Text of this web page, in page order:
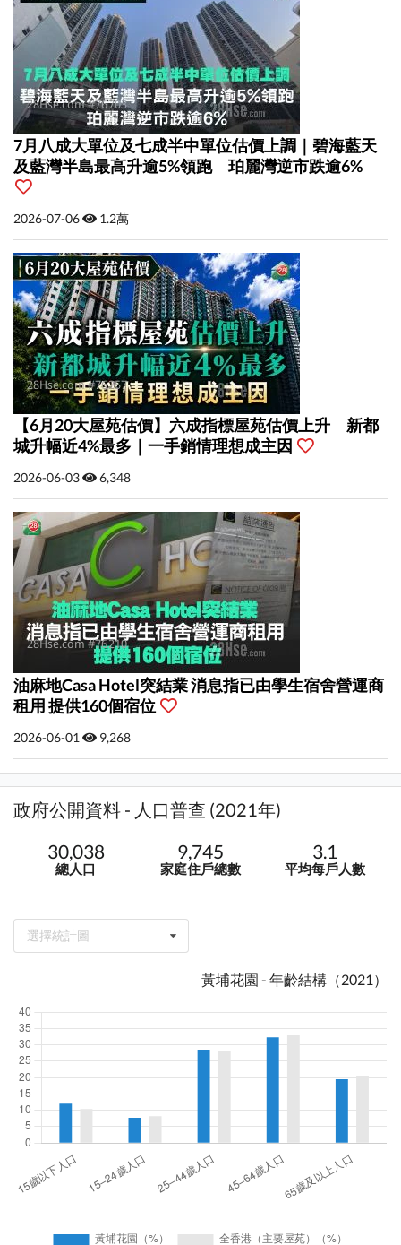
7月八成大單位及七成半中單位估價上調｜碧海藍天
及藍灣半島最高升逾5%領跑 珀麗灣逆市跌逾6%
2026-07-06 1.2萬
【6月20大屋苑估價】六成指標屋苑估價上升 新都
城升幅近4%最多｜一手銷情理想成主因
2026-06-03 6,348
油麻地Casa Hotel突結業 消息指已由學生宿舍營運商
租用 提供160個宿位
2026-06-01 9,268
政府公開資料 - 人口普查 (2021年)
30,038
總人口
9,745
家庭住戶總數
3.1
平均每戶人數
選擇統計圖
黃埔花園 - 年齡結構（2021）